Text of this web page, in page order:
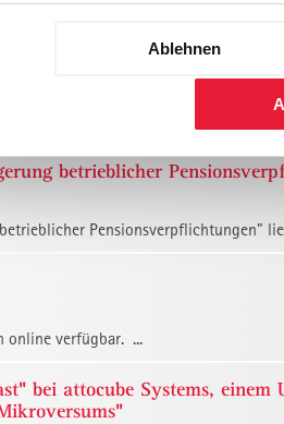
Ablehnen
School gelang es den Vortragenden
und Diplomanden
betrieblicher
Pensionsverpflichtungen"
online verfügbar. ...
bei attocube Systems,